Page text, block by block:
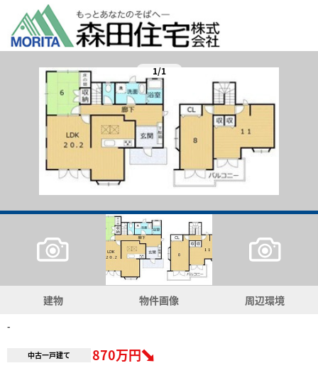
1/1
建物 物件画像 周辺環境
-
中古一戸建て 870万円